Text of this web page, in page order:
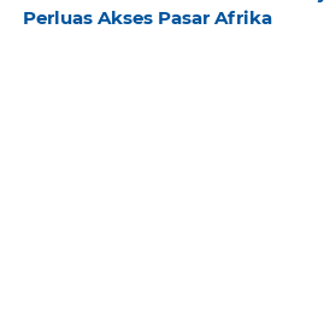
Perluas Akses Pasar Afrika